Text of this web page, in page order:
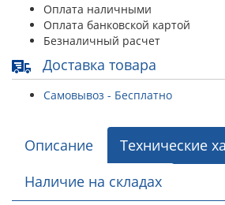
Оплата наличными
Оплата банковской картой
Безналичный расчет
Доставка товара
Самовывоз - Бесплатно
Описание
Технические
Наличие на складах